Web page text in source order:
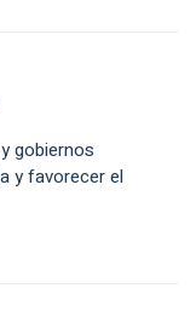
gobiernos
y favorecer el